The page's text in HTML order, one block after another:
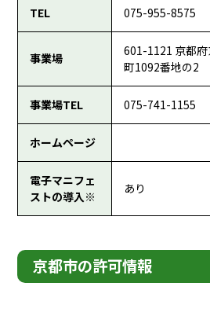
TEL 075-955-8575
事業場
601-1121 京都
町1092番地の2
事業場TEL 075-741-1155
ホームページ
電子マニフェ
ストの導入※
あり
京都市の許可情報